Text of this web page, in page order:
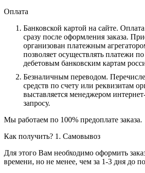
Оплата
Банковской картой на сайте.
сразу после оформления заказа.
организован платежным
позволяет осуществлять платежи
дебетовым банковским картам
Безналичным переводом.
средств по счету или реквизитам
выставляется менеджером
запросу.
Мы работаем по 100% предоплате заказа.
Как получить? 1. Самовывоз
Для этого Вам необходимо оформить
времени, но не менее, чем за 1-3 дня до